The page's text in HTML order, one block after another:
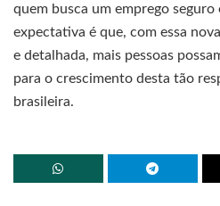
quem busca um emprego
expectativa é que, com essa
e detalhada, mais pessoas
para o crescimento desta tão
brasileira.